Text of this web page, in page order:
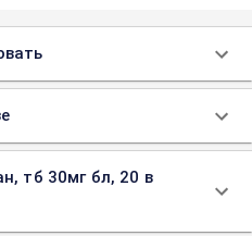
тб 30мг бл, 20 в